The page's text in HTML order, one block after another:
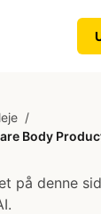
/
Body
på denne